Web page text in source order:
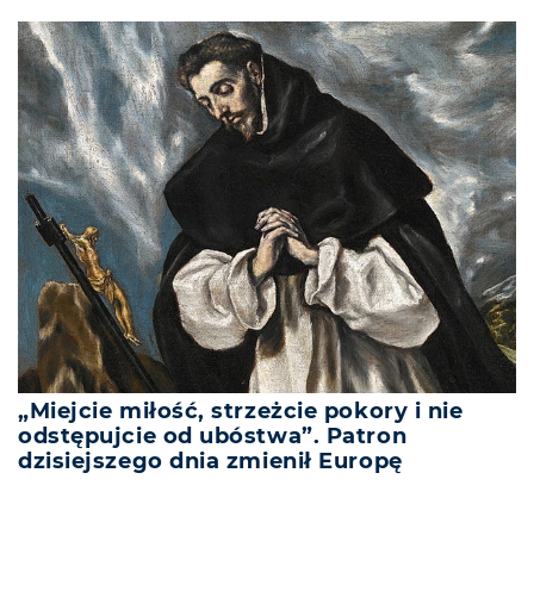
„Miejcie miłość, strzeżcie pokory i nie
odstępujcie od ubóstwa”. Patron
dzisiejszego dnia zmienił Europę